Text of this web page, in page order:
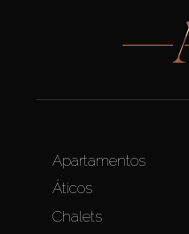
Apartamentos
Áticos
Chalets